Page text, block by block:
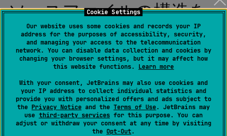
Cookie Settings
Our website uses some cookies and records your IP
address for the purposes of accessibility, security,
and managing your access to the telecommunication
network. You can disable data collection and cookies by
changing your browser settings, but it may affect how
this website functions. Learn more
With your consent, JetBrains may also use cookies and
your IP address to collect individual statistics and
provide you with personalized offers and ads subject to
the Privacy Noticeand the Terms of Use. JetBrains may
use third-party servicesfor this purpose. You can
adjust or withdraw your consent at any time by visiting
the Opt-Out.
ソースファイルの構造を
表示
最終更新日： 2026 年 7 月 14 日
構造ツールウィンドウ：表示 | ツールウィンドウ |
構造または Alt 0
7
構造ポップアップ：移動 | ファイル構造または